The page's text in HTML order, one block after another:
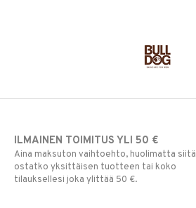
ILMAINEN TOIMITUS YLI 50 €
Aina maksuton vaihtoehto, huolimatta siitä
ostatko yksittäisen tuotteen tai koko
tilauksellesi joka ylittää 50 €.